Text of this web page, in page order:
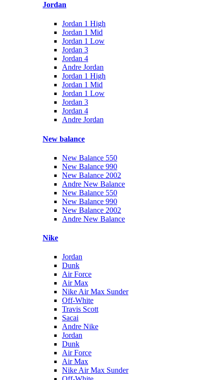
Jordan
Jordan 1 High
Jordan 1 Mid
Jordan 1 Low
Jordan 3
Jordan 4
Andre Jordan
Jordan 1 High
Jordan 1 Mid
Jordan 1 Low
Jordan 3
Jordan 4
Andre Jordan
New balance
New Balance 550
New Balance 990
New Balance 2002
Andre New Balance
New Balance 550
New Balance 990
New Balance 2002
Andre New Balance
Nike
Jordan
Dunk
Air Force
Air Max
Nike Air Max Sunder
Off-White
Travis Scott
Sacai
Andre Nike
Jordan
Dunk
Air Force
Air Max
Nike Air Max Sunder